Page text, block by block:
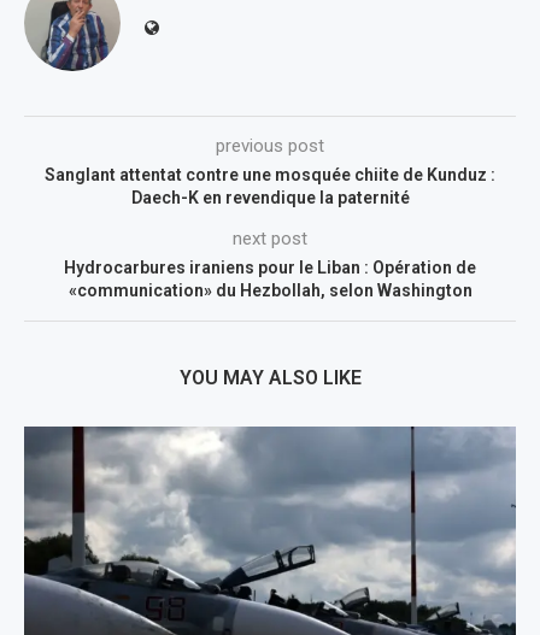
previous post
Sanglant attentat contre une mosquée chiite de Kunduz :
Daech-K en revendique la paternité
next post
Hydrocarbures iraniens pour le Liban : Opération de
«communication» du Hezbollah, selon Washington
YOU MAY ALSO LIKE